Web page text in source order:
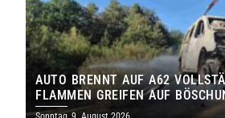
AUTO BRENNT AUF A62
FLAMMEN GREIFEN AUF